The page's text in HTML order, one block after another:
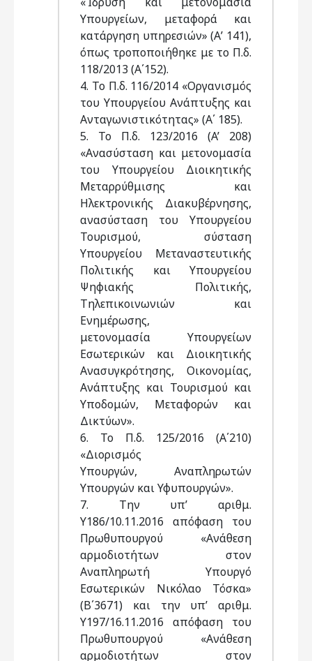
Υπουργείων, μεταφορά και
κατάργηση υπηρεσιών» (Α’ 141),
όπως τροποποιήθηκε με το Π.δ.
118/2013 (Α΄152).
4. Το Π.δ. 116/2014 «Οργανισμός
του Υπουργείου Ανάπτυξης και
Ανταγωνιστικότητας» (Α΄ 185).
5. Το Π.δ. 123/2016 (A’ 208)
«Ανασύσταση και μετονομασία
του Υπουργείου Διοικητικής
Μεταρρύθμισης και
Ηλεκτρονικής Διακυβέρνησης,
ανασύσταση του Υπουργείου
Τουρισμού, σύσταση
Υπουργείου Μεταναστευτικής
Πολιτικής και Υπουργείου
Ψηφιακής Πολιτικής,
Τηλεπικοινωνιών και
Ενημέρωσης,
μετονομασία Υπουργείων
Εσωτερικών και Διοικητικής
Ανασυγκρότησης, Οικονομίας,
Ανάπτυξης και Τουρισμού και
Υποδομών, Μεταφορών και
Δικτύων».
6. Το Π.δ. 125/2016 (Α΄210)
«Διορισμός
Υπουργών, Αναπληρωτών
Υπουργών και Υφυπουργών».
7. Την υπ’ αριθμ.
Υ186/10.11.2016 απόφαση του
Πρωθυπουργού «Ανάθεση
αρμοδιοτήτων στον
Αναπληρωτή Υπουργό
Εσωτερικών Νικόλαο Τόσκα»
(Β΄3671) και την υπ’ αριθμ.
Υ197/16.11.2016 απόφαση του
Πρωθυπουργού «Ανάθεση
αρμοδιοτήτων στον